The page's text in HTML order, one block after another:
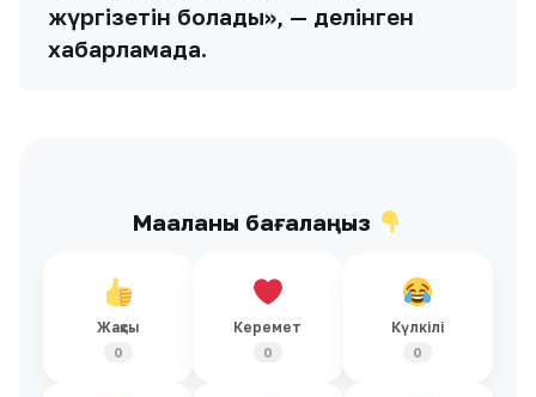
жүргізетін болады», — делінген
хабарламада.
Мақаланы бағалаңыз
Жақсы
0
Керемет
0
Күлкілі
0